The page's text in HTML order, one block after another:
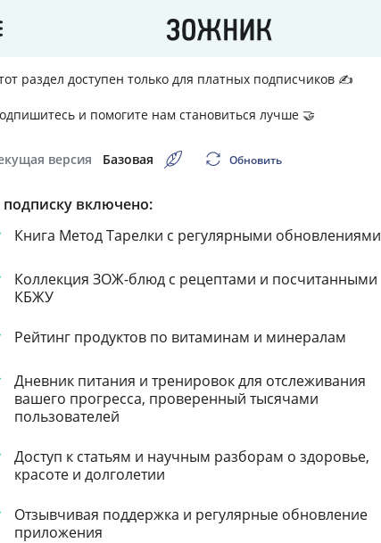
раздел доступен только для платных подписчиков ✍️
и помогите нам становиться лучше 🤝
версия Базовая Обновить
подписку включено:
Книга Метод Тарелки с регулярными обновлениями
Коллекция ЗОЖ-блюд с рецептами и посчитанными
КБЖУ
Рейтинг продуктов по витаминам и минералам
Дневник питания и тренировок для отслеживания
вашего прогресса, проверенный тысячами
пользователей
Доступ к статьям и научным разборам о здоровье,
красоте и долголетии
Отзывчивая поддержка и регулярные обновление
приложения